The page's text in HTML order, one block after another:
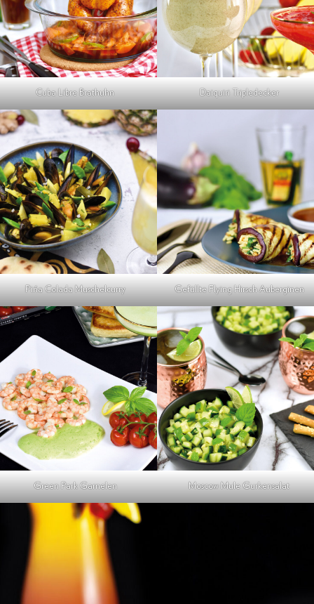
Cuba Libre Brathuhn Daiquiri Tripledecker
Pińa Colada Muschelcurry Gefüllte Flying Hirsch Auberginen
Green Park Garnelen Moscow Mule Gurkensalat